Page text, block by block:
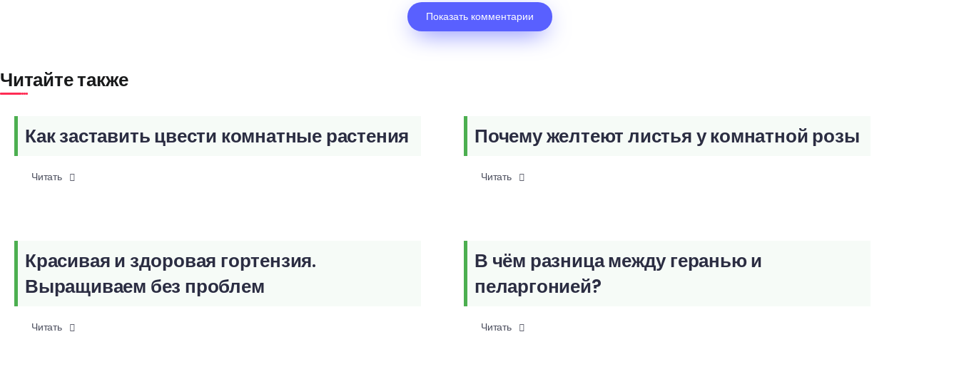
Показать комментарии
Читайте также
Как заставить цвести комнатные растения
Читать
Почему желтеют листья у комнатной розы
Читать
Красивая и здоровая гортензия.
Выращиваем без проблем
Читать
В чём разница между геранью и
пеларгонией?
Читать